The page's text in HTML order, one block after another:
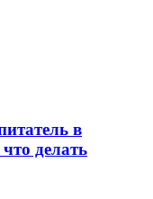
в
делать